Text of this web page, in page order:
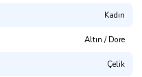
Kadın
Altın / Dore
Çelik